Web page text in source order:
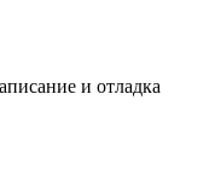
и отладка